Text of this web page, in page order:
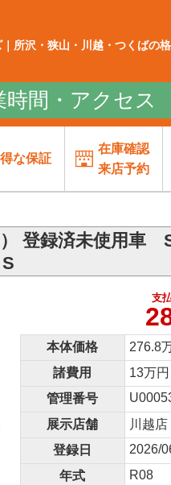
所沢・狭山・川越・つくばの
時間・アクセス
な保証
在庫確認
来店予約
） 登録済未使用
S
支
本体価格
276.8
諸費用
13万円
管理番号
展示店舗
川越店
登録日
2026/
年式
R08